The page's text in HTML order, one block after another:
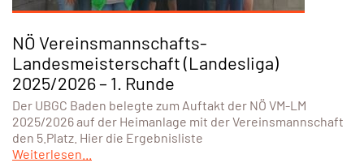
NÖ Vereinsmannschafts-
Landesmeisterschaft (Landesliga)
2025/2026 – 1. Runde
Der UBGC Baden belegte zum Auftakt der NÖ VM-LM
2025/2026 auf der Heimanlage mit der Vereinsmannschaft
den 5.Platz. Hier die Ergebnisliste
Weiterlesen...